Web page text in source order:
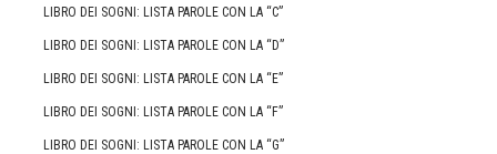
LIBRO DEI SOGNI: LISTA PAROLE CON LA “C”
LIBRO DEI SOGNI: LISTA PAROLE CON LA “D”
LIBRO DEI SOGNI: LISTA PAROLE CON LA “E”
LIBRO DEI SOGNI: LISTA PAROLE CON LA “F”
LIBRO DEI SOGNI: LISTA PAROLE CON LA “G”